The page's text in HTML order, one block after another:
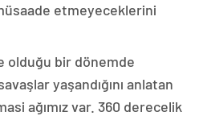
etmeyeceklerini
olduğu bir dönemde
yaşandığını anlatan
ağımız var. 360 derecelik